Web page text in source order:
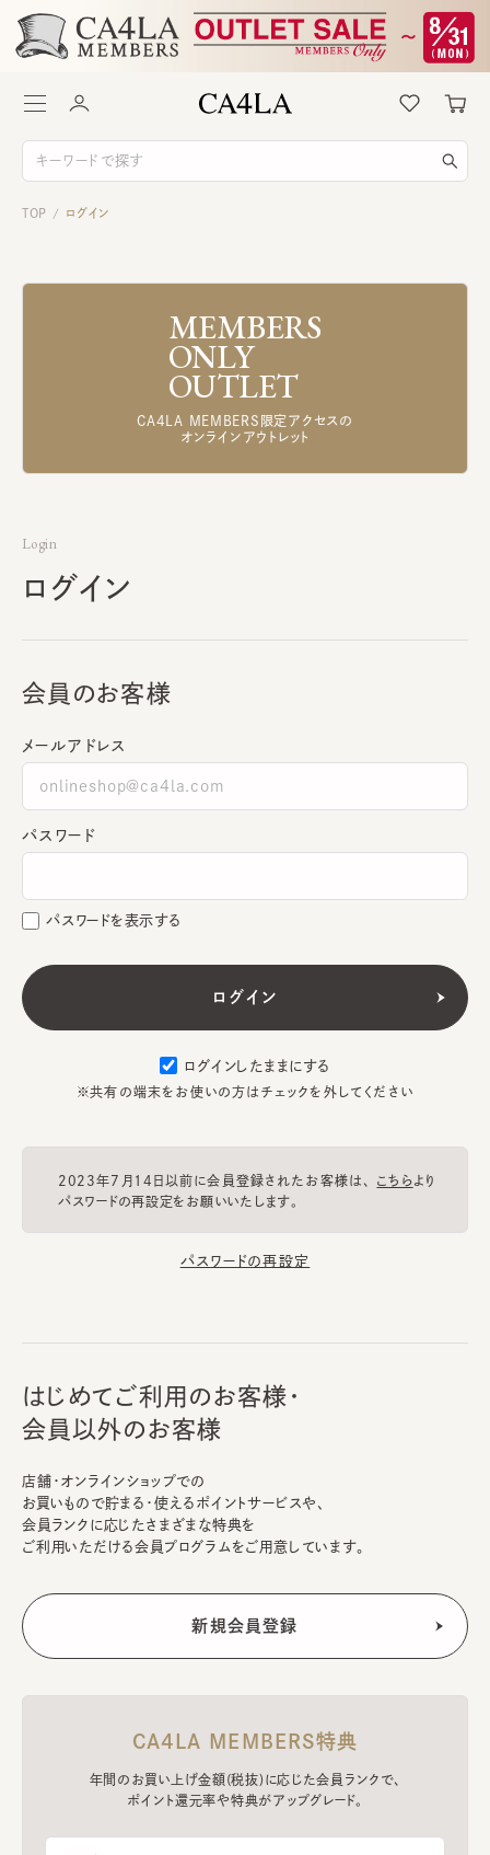
TOP / ログイン
MEMBERS
ONLY
OUTLET
CA4LA MEMBERS限定アクセスの
オンラインアウトレット
Login
ログイン
会員のお客様
メールアドレス
パスワード
パスワードを表示する
ログインしたままにする
※共有の端末をお使いの方はチェックを外してください
2023年7月14日以前に会員登録されたお客様は、 こちらより
パスワードの再設定をお願いいたします。
パスワードの再設定
はじめてご利用のお客様・
会員以外のお客様
店舗・オンラインショップでの
お買いもので貯まる・使えるポイントサービスや、
会員ランクに応じたさまざまな特典を
ご利用いただける会員プログラムをご用意しています。
CA4LA MEMBERS特典
年間のお買い上げ金額(税抜)に応じた会員ランクで、
ポイント還元率や特典がアップグレード。